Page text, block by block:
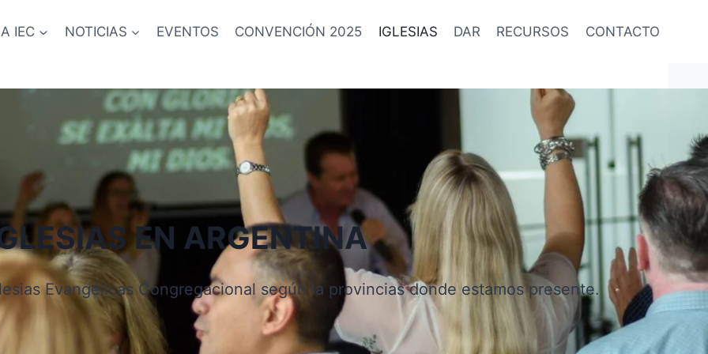
IEC NOTICIAS EVENTOS CONVENCIÓN 2025 IGLESIAS DAR RECURSOS CONTACTO
EN ARGENTINA
Evangélicas Congregacional según la provincias donde estamos presente.